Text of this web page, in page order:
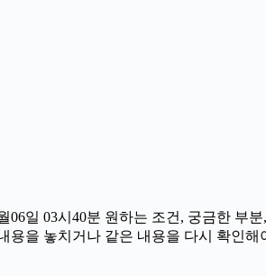
일 03시40분 원하는 조건, 궁금한 부
을 놓치거나 같은 내용을 다시 확인해